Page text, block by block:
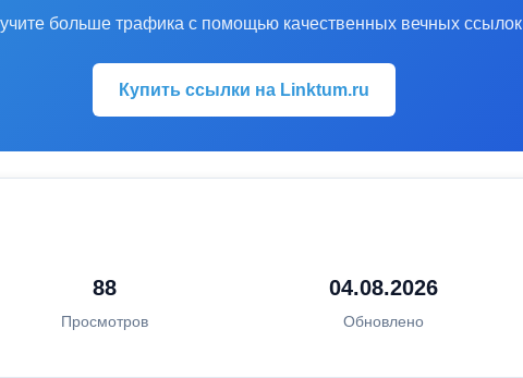
больше трафика с помощью качественных вечных ссылок
Купить ссылки на Linktum.ru
88
Просмотров
04.08.2026
Обновлено